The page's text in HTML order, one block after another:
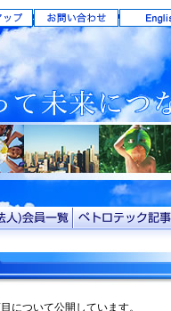
について公開しています。